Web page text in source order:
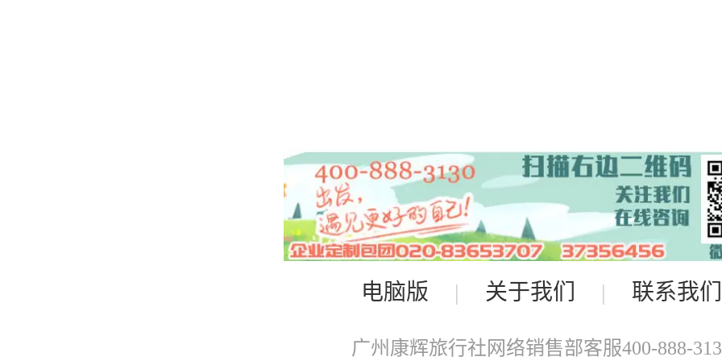
电脑版 | 关于我们 | 联系我们
广州康辉旅行社网络销售部客服400-888-